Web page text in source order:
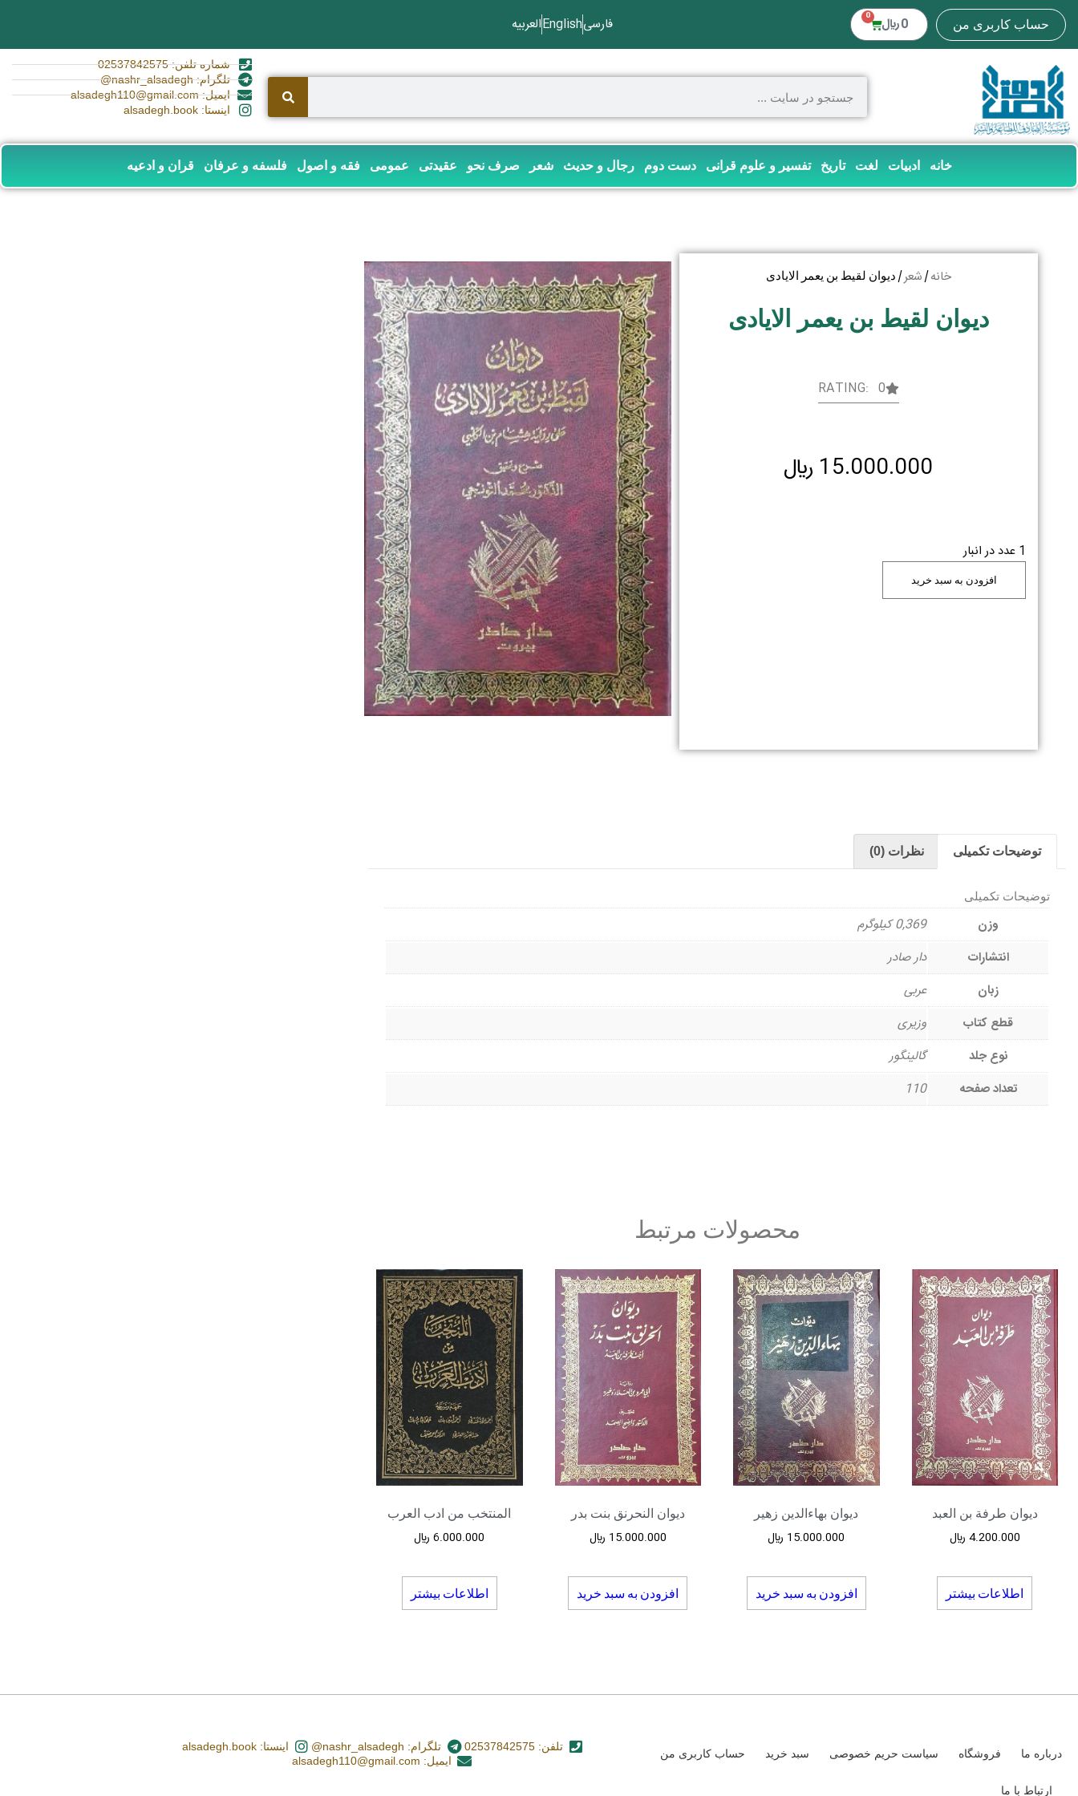
حساب کاربری من 0 ﷼ 0 فارسیEnglishالعربیه
شماره تلفن: 02537842575
تلگرام: nashr_alsadegh@
ایمیل: alsadegh110@gmail.com
اینستا: alsadegh.book
خانه ادبیات لغت تاریخ تفسیر و علوم قرانی دست دوم رجال و حدیث شعر صرف نحو عقیدتی عمومی فقه و اصول فلسفه و عرفان قران و ادعیه
خانه/ شعر/ دیوان لقیط بن یعمر الایادی
دیوان لقیط بن یعمر الایادی
RATING: 0
15.000.000 ﷼
1 عدد در انبار
افزودن به سبد خرید
توضیحات تکمیلی نظرات (0)
توضیحات تکمیلی
وزن
0,369 کیلوگرم
انتشارات
دار صادر
زبان
عربی
قطع کتاب
وزیری
نوع جلد
گالینگور
تعداد صفحه
110
محصولات مرتبط
دیوان طرفة بن العبد
4.200.000 ﷼
اطلاعات بیشتر
دیوان بهاءالدین زهیر
15.000.000 ﷼
افزودن به سبد خرید
دیوان النحرنق بنت بدر
15.000.000 ﷼
افزودن به سبد خرید
المنتخب من ادب العرب
6.000.000 ﷼
اطلاعات بیشتر
درباره ما فروشگاه سیاست حریم خصوصی سبد خرید حساب کاربری من
ارتباط با ما
تلفن: 02537842575 تلگرام: nashr_alsadegh@
اینستا: alsadegh.book
ایمیل: alsadegh110@gmail.com